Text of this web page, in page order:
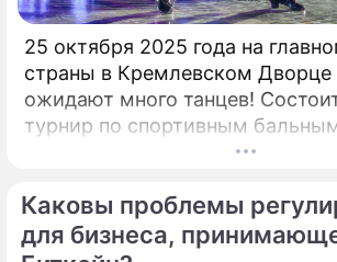
25 октября 2025 года на
страны в Кремлевском Дворце
ожидают много танцев!
турнир по спортивным
"Кубок Кремля – Гордость
европейской и
программах среди любителей,
профессионалов и Про-Эм пар.
Каковы проблемы
для бизнеса,